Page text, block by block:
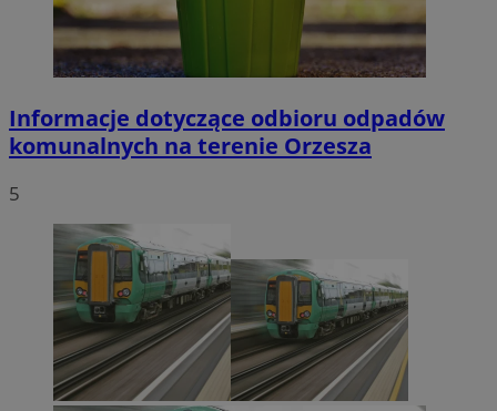
Informacje dotyczące odbioru odpadów
komunalnych na terenie Orzesza
5